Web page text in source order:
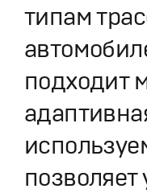
типам
подходит